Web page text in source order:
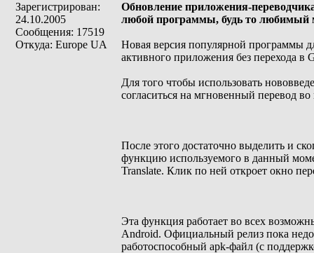
Зарегистрирован:
24.10.2005
Сообщения: 17519
Откуда: Europe UA
Обновление приложения-
любой программы, будь то любимый
Новая версия популярной программы
активного приложения без перехода в
Для того чтобы использовать
согласиться на мгновенный перевод
После этого достаточно выделить и
функцию используемого в данный
Translate. Клик по ней откроет окно
Эта функция работает во всех
Android. Официальный релиз пока
работоспособный apk-файл (с